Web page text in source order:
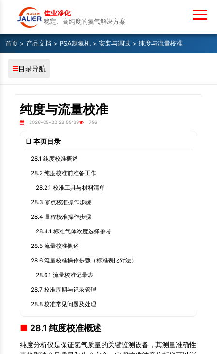
佳业净化
稳定、高纯度的氮气解决方案
首页 > 产品文档 > PSA制氮机 >安装与调试 > 纯度与流量校准
目录导航
纯度与流量校准
2026-05-22 23:55:39 756
📑 本页目录
28.1 纯度校准概述
28.2 纯度校准前准备工作
28.2.1 校准工具与材料清单
28.3 零点校准操作步骤
28.4 量程校准操作步骤
28.4.1 标准气体浓度选择参考
28.5 流量校准概述
28.6 流量校准操作步骤（标准表比对法）
28.6.1 流量校准记录表
28.7 校准周期与记录管理
28.8 校准常见问题及处理
28.1 纯度校准概述
纯度分析仪是保证氮气质量的关键监测设备，其测量准确性